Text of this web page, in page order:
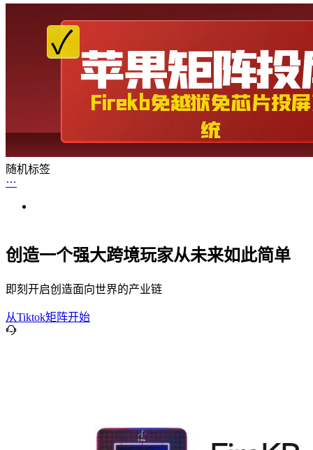
随机标签
创造一个强大跨境玩家从未来如此简单
即刻开启创造面向世界的产业链
从Tiktok矩阵开始